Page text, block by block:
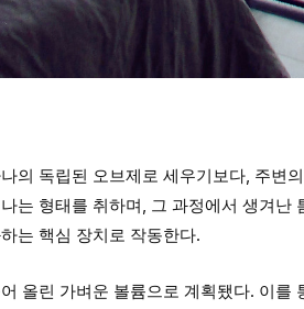
의 독립된 오브제로 세우기보다, 주변
는 형태를 취하며, 그 과정에서 생겨
는 핵심 장치로 작동한다.
올린 가벼운 볼륨으로 계획됐다. 이